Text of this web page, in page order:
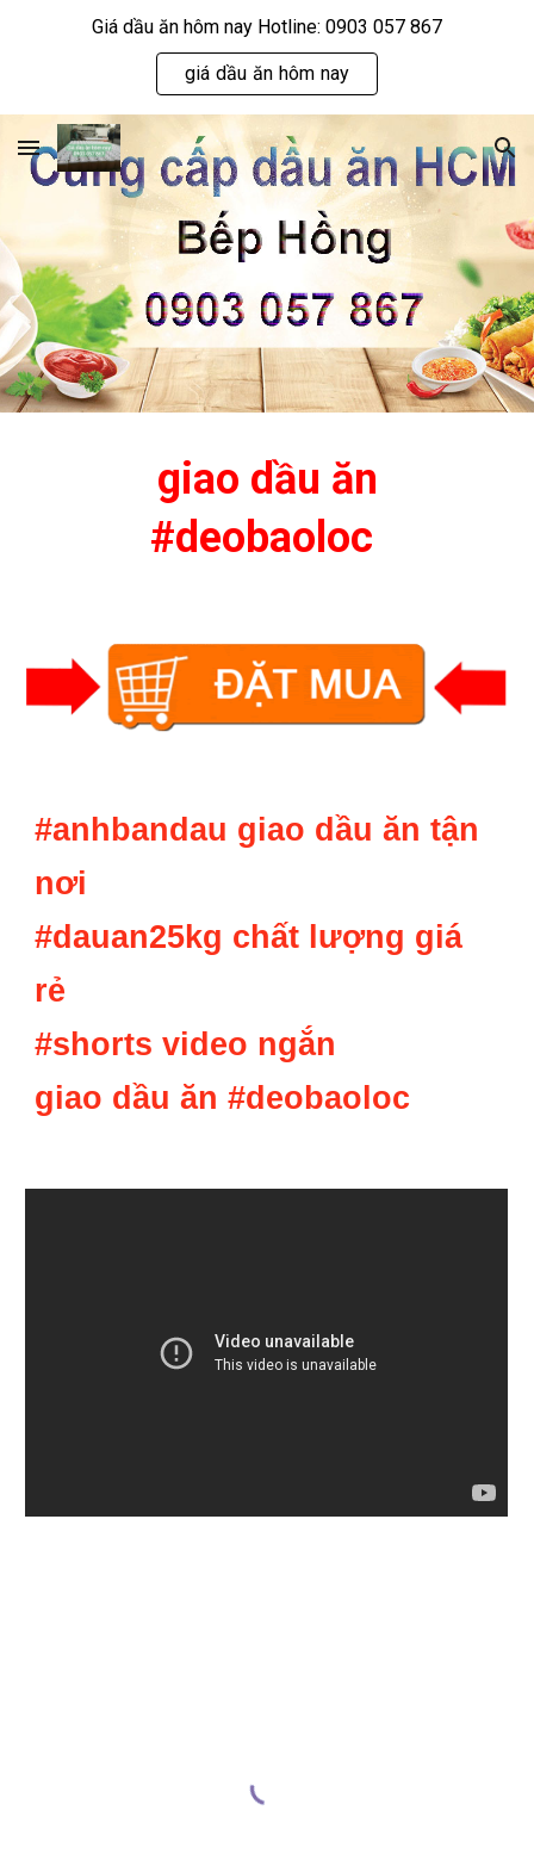
Giá dầu ăn hôm nay Hotline: 0903 057 867
giá dầu ăn hôm nay
giao dầu ăn
#deobaoloc
#anhbandau giao dầu ăn tận
nơi
#dauan25kg chất lượng giá
rẻ
#shorts video ngắn
giao dầu ăn#deobaoloc